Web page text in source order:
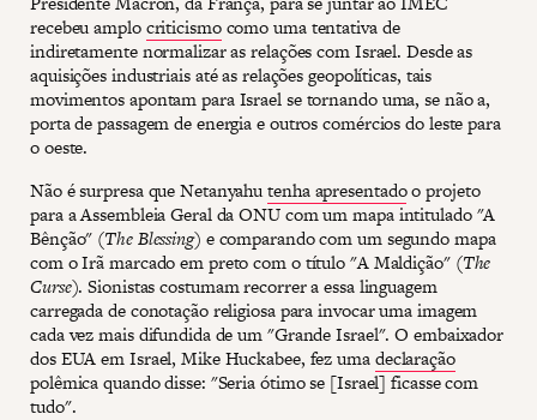
recebeu amplocriticismocomo uma tentativa de
indiretamente normalizar as relações com Israel. Desde as
aquisições industriais até as relações geopolíticas, tais
movimentos apontam para Israel se tornando uma, se não a,
porta de passagem de energia e outros comércios do leste para
o oeste.
Não é surpresa que Netanyahutenha apresentadoo projeto
para a Assembleia Geral da ONU com um mapa intitulado "A
Bênção" (The Blessing) e comparando com um segundo mapa
com o Irã marcado em preto com o título "A Maldição" (The
Curse). Sionistas costumam recorrer a essa linguagem
carregada de conotação religiosa para invocar uma imagem
cada vez mais difundida de um "Grande Israel". O embaixador
dos EUA em Israel, Mike Huckabee, fez umadeclaração
polêmica quando disse: "Seria ótimo se [Israel] ficasse com
tudo".